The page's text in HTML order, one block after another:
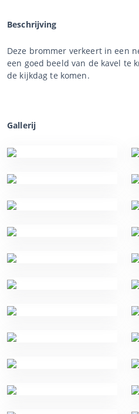
Beschrijving
Deze brommer verkeert in een
een goed beeld van de kavel te
de kijkdag te komen.
Gallerij